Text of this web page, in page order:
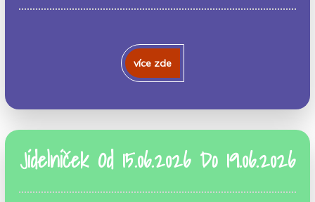
Jídelníček
22.06.2026
26.06.2026
více zde
Jídelníček Od 15.06.2026 Do 19.06.2026